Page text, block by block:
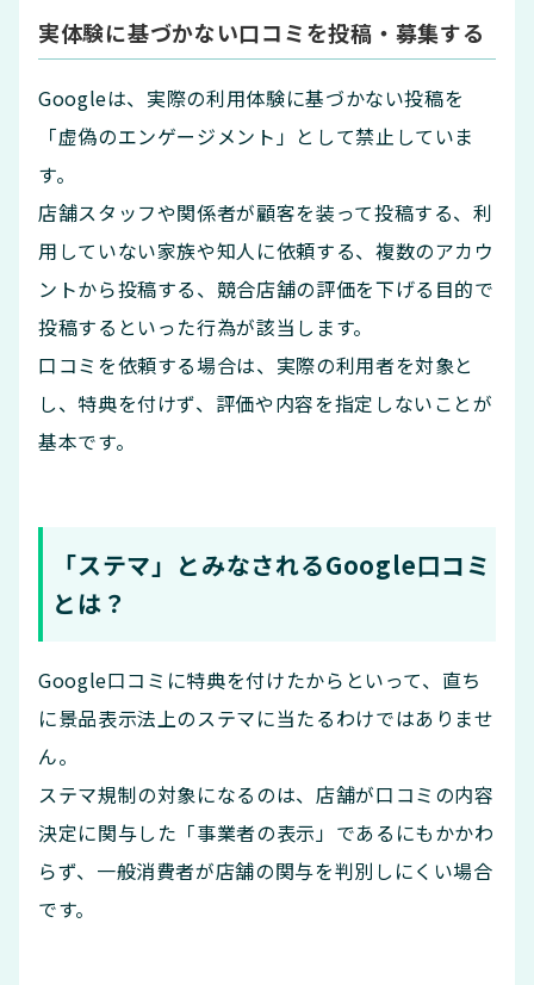
実体験に基づかない口コミを投稿・募集する
Googleは、実際の利用体験に基づかない投稿を
「虚偽のエンゲージメント」として禁止していま
す。
店舗スタッフや関係者が顧客を装って投稿する、利
用していない家族や知人に依頼する、複数のアカウ
ントから投稿する、競合店舗の評価を下げる目的で
投稿するといった行為が該当します。
口コミを依頼する場合は、実際の利用者を対象と
し、特典を付けず、評価や内容を指定しないことが
基本です。
「ステマ」とみなされるGoogle口コミ
とは？
Google口コミに特典を付けたからといって、直ち
に景品表示法上のステマに当たるわけではありませ
ん。
ステマ規制の対象になるのは、店舗が口コミの内容
決定に関与した「事業者の表示」であるにもかかわ
らず、一般消費者が店舗の関与を判別しにくい場合
です。